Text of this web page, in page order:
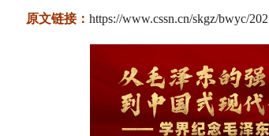
原文链接： https://www.cssn.cn/skgz/bwyc/